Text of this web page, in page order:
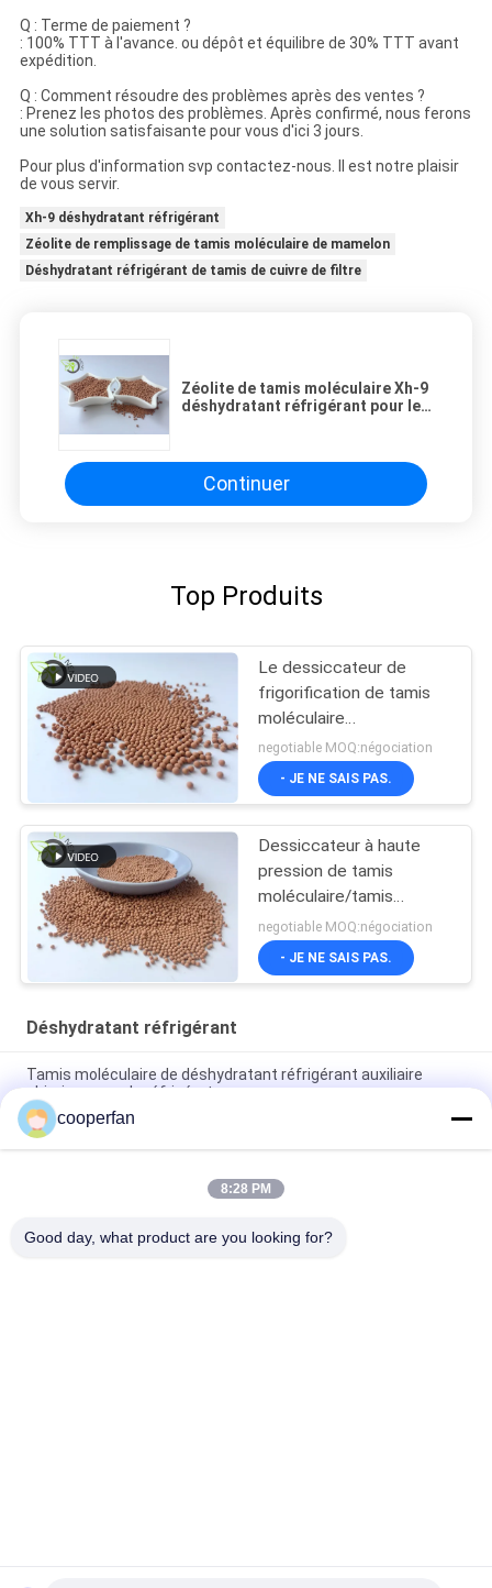
Q : Terme de paiement ?
: 100% TTT à l'avance. ou dépôt et équilibre de 30% TTT avant
expédition.
Q : Comment résoudre des problèmes après des ventes ?
: Prenez les photos des problèmes. Après confirmé, nous ferons
une solution satisfaisante pour vous d'ici 3 jours.
Pour plus d'information svp contactez-nous. Il est notre plaisir
de vous servir.
Xh-9 déshydratant réfrigérant
Zéolite de remplissage de tamis moléculaire de mamelon
Déshydratant réfrigérant de tamis de cuivre de filtre
Zéolite de tamis moléculaire Xh-9
déshydratant réfrigérant pour le
Continuer
Top Produits
Le dessiccateur de
frigorification de tamis
moléculaire
d'usines/tamis
moléculaire perle XH-9
negotiable MOQ:négociation
- JE NE SAIS PAS.
Dessiccateur à haute
pression de tamis
moléculaire/tamis
moléculaire réfrigérant
de Zeochem
negotiable MOQ:négociation
- JE NE SAIS PAS.
Déshydratant réfrigérant
Tamis moléculaire de déshydratant réfrigérant auxiliaire
chimique pour le réfrigérateur
Perles déshydratantes de Refrigerant Molecular Sieve d'agent
auxiliaire chimique
Le déshydratant déshydratant activé de tamis moléculaire de
cooperfan
8:28 PM
Good day, what product are you looking for?